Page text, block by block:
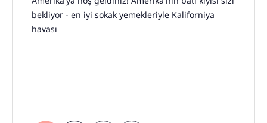
bekliyor - en iyi sokak yemekleriyle Kaliforniya
havası